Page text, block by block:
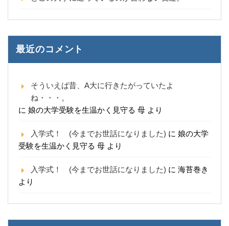
最近のコメント
そういえば昔、A大に行きたがっていたよ
ね・・・。
に 娘の大学受験を生温かく見守る 母 より
入学式！ (今までお世話になりました) に 娘の大学
受験を生温かく見守る 母 より
入学式！ (今までお世話になりました) に 海苔巻き
より